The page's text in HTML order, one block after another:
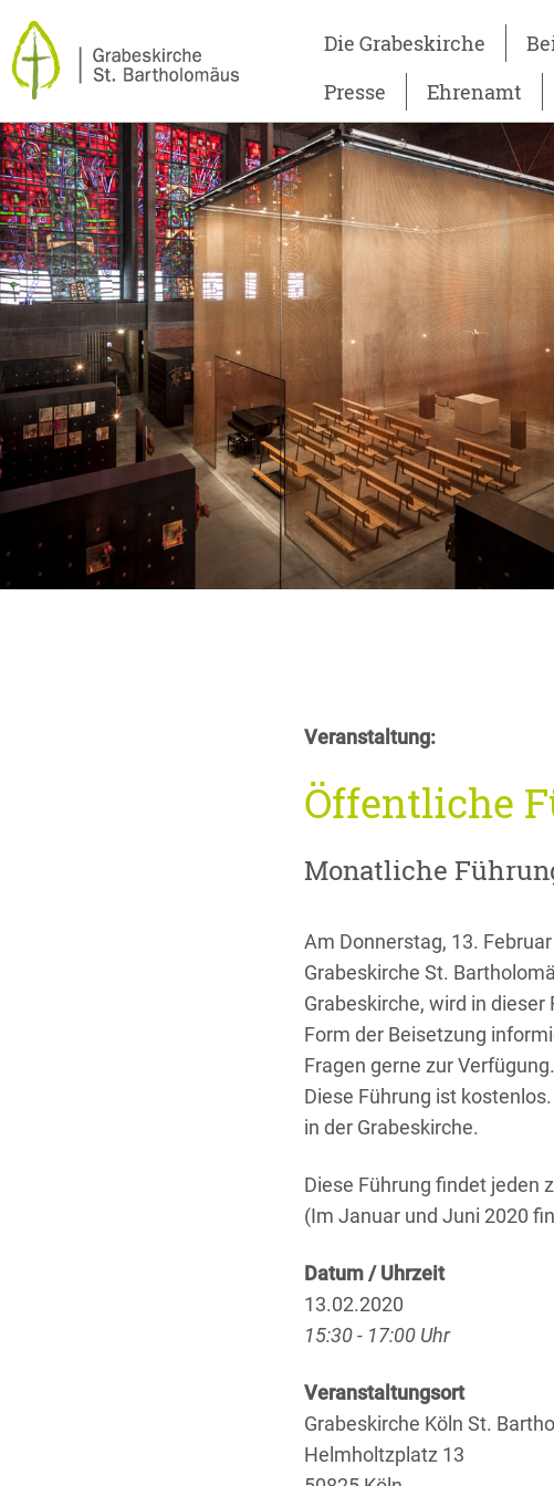
Die Grabeskirche
Presse
Ehrenamt
Veranstaltung:
Öffentliche
Monatliche
Am Donnerstag, 13.
Grabeskirche St.
Grabeskirche, wird in
Form der Beisetzung
Fragen gerne zur Verfügung.
Diese Führung ist
in der Grabeskirche.
Diese Führung findet jeden
(Im Januar und Juni 2020
Datum / Uhrzeit
13.02.2020
15:30 - 17:00 Uhr
Veranstaltungsort
Grabeskirche Köln St.
Helmholtzplatz 13